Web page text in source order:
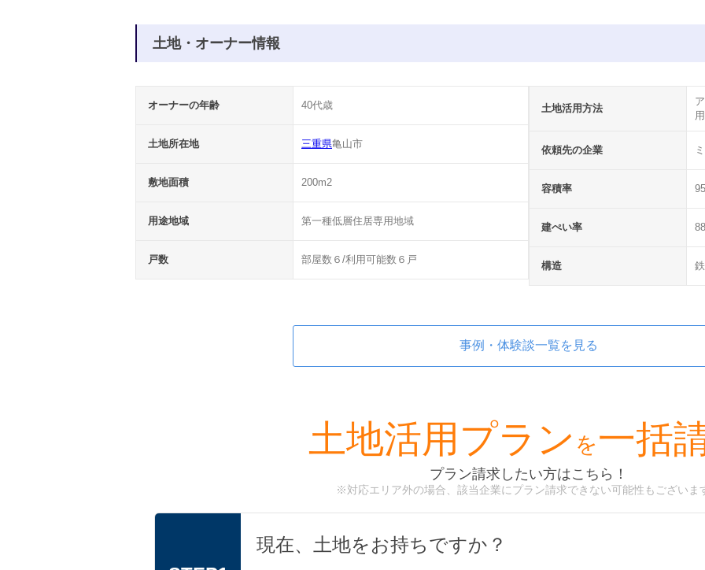
土地・オーナー情報
オーナーの年齢 40代歳
土地所在地 三重県亀山市
敷地面積 200m2
用途地域 第一種低層住居専用地域
戸数 部屋数６/利用可能数６戸
土地活用方法
依頼先の企業
容積率
建ぺい率
構造
事例・体験談一覧を見る
土地活用プラン を一括
プラン請求したい方はこちら！
※対応エリア外の場合、該当企業にプラン請求できない可能性もございま
現在、土地をお持ちですか？